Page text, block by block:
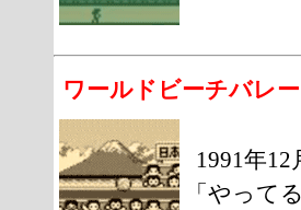
ワールドビーチバレー
1991年12
「やって